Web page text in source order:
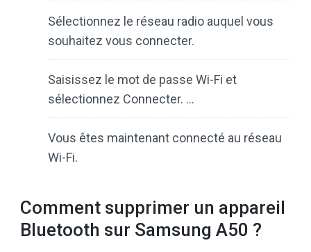
Sélectionnez le réseau radio auquel vous
souhaitez vous connecter.
Saisissez le mot de passe Wi-Fi et
sélectionnez Connecter. …
Vous êtes maintenant connecté au réseau
Wi-Fi.
Comment supprimer un appareil
Bluetooth sur Samsung A50 ?